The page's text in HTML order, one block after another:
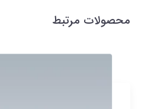
محصولات مرتبط